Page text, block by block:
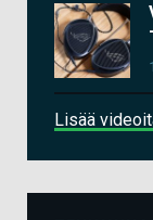
Lisää